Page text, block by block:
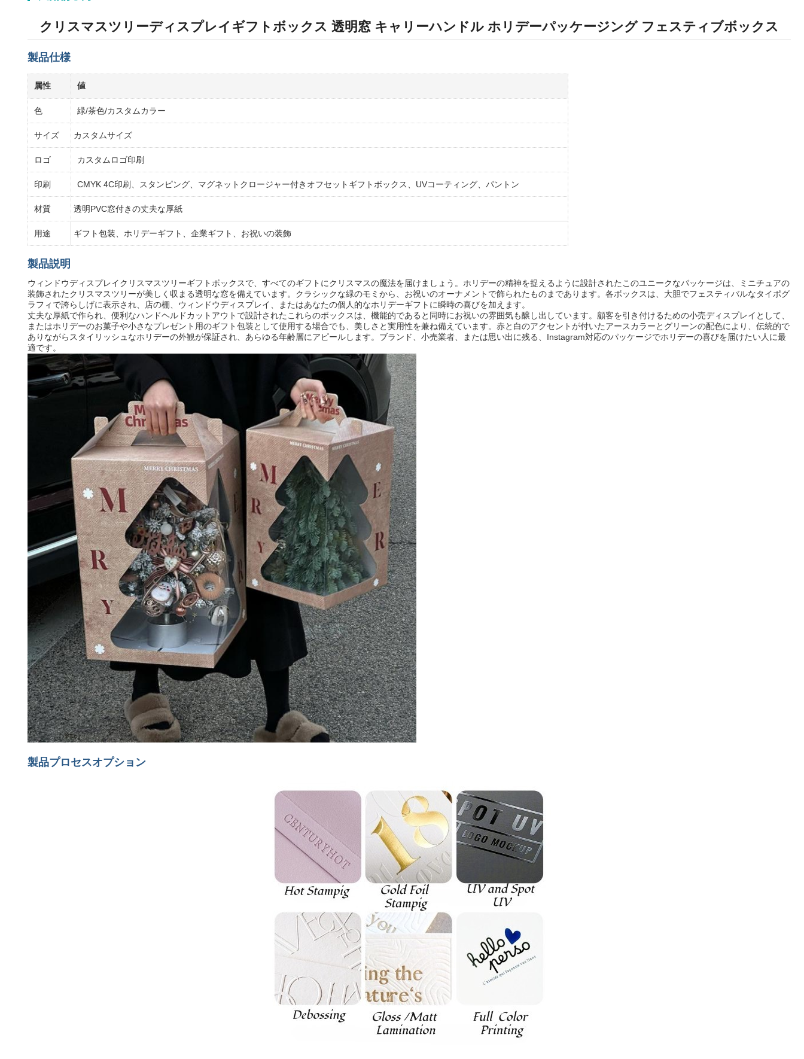
クリスマスツリーディスプレイギフトボックス 透明窓 キャリーハンドル ホリデーパッケージング フェスティブボックス
製品仕様
属性 値
色 緑/茶色/カスタムカラー
サイズ カスタムサイズ
ロゴ カスタムロゴ印刷
印刷 CMYK 4C印刷、スタンピング、マグネットクロージャー付きオフセットギフトボックス、UVコーティング、パントン
材質 透明PVC窓付きの丈夫な厚紙
用途 ギフト包装、ホリデーギフト、企業ギフト、お祝いの装飾
製品説明
ウィンドウディスプレイクリスマスツリーギフトボックスで、すべてのギフトにクリスマスの魔法を届けましょう。ホリデーの精神を捉えるように設計されたこのユニークなパッケージは、ミニチュアの
装飾されたクリスマスツリーが美しく収まる透明な窓を備えています。クラシックな緑のモミから、お祝いのオーナメントで飾られたものまであります。各ボックスは、大胆でフェスティバルなタイポグ
ラフィで誇らしげに表示され、店の棚、ウィンドウディスプレイ、またはあなたの個人的なホリデーギフトに瞬時の喜びを加えます。
丈夫な厚紙で作られ、便利なハンドヘルドカットアウトで設計されたこれらのボックスは、機能的であると同時にお祝いの雰囲気も醸し出しています。顧客を引き付けるための小売ディスプレイとして、
またはホリデーのお菓子や小さなプレゼント用のギフト包装として使用する場合でも、美しさと実用性を兼ね備えています。赤と白のアクセントが付いたアースカラーとグリーンの配色により、伝統的で
ありながらスタイリッシュなホリデーの外観が保証され、あらゆる年齢層にアピールします。ブランド、小売業者、または思い出に残る、Instagram対応のパッケージでホリデーの喜びを届けたい人に最
適です。
製品プロセスオプション